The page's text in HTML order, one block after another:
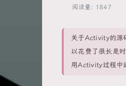
阅读量: 1847
关于Activity的源
以花费了很长是
用Activity过程中